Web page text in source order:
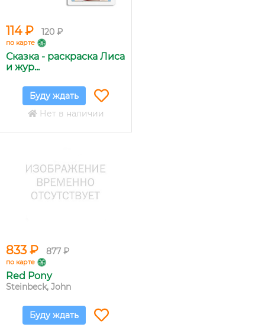
114 ₽ 120 ₽
по карте
Сказка - раскраска Лиса
и жур...
Буду ждать
Нет в наличии
833 ₽ 877 ₽
по карте
Red Pony
Steinbeck, John
Буду ждать